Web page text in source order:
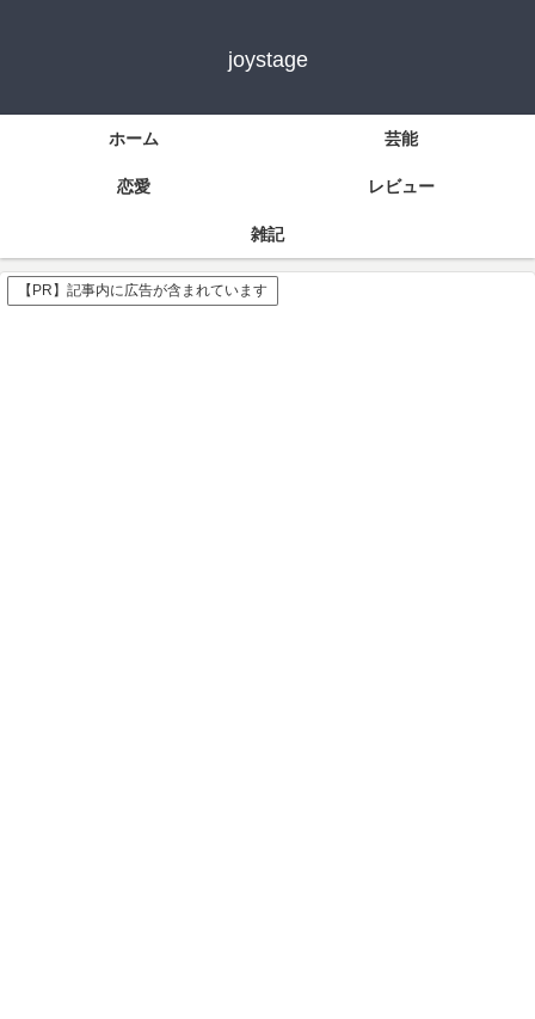
joystage
ホーム 芸能
恋愛 レビュー
雑記
【PR】記事内に広告が含まれています